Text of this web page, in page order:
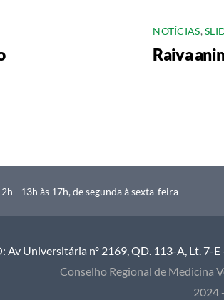
NOTÍCIAS,
Raiva
- 13h às 17h, de segunda à sexta-feira
Av Universitária nº 2169, QD. 113-A, Lt.
Conselho Regional de Medicina
2024